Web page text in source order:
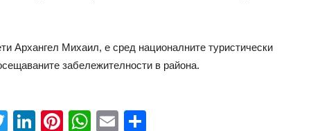
Архангел Михаил, е сред националните туристически
забележителности в района.
Twitter
LinkedIn
Pinterest
WhatsApp
Email